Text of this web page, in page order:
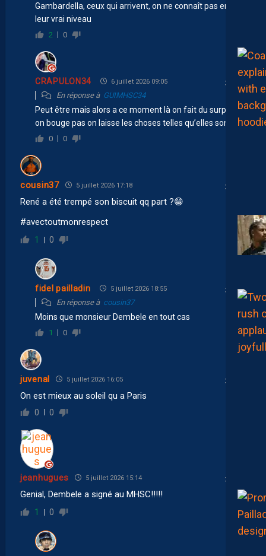
Gambardella, ceux qui arrivent, on ne connaît pas encore
leur vrai niveau
2 0
CRAPULON34 6 juillet 2026 09:05
En réponse à GUIMHSC34
Peut être mais alors a ce moment là on fait du surplace
on bouge pas on laisse les choses telles qu’elles sont !!!?
0 0
cousin37 5 juillet 2026 17:18
René a été trempé son biscuit qq part ?😁
#avectoutmonrespect
1 0
fidel pailladin 5 juillet 2026 18:55
En réponse à cousin37
Moins que monsieur Dembele en tout cas
1 0
juvenal 5 juillet 2026 16:05
On est mieux au soleil qu a Paris
0 0
jeanhugues 5 juillet 2026 15:14
Genial, Dembele a signé au MHSC!!!!!
1 0